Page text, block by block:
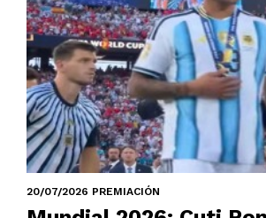
20/07/2026 PREMIACIÓN